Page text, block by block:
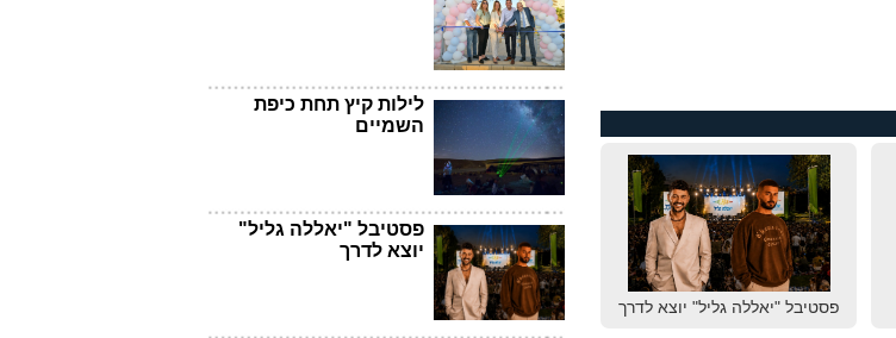
פסטיבל "יאללה גליל" יוצא לדרך
לילות קיץ תחת כיפת
השמיים
פסטיבל "יאללה גליל"
יוצא לדרך